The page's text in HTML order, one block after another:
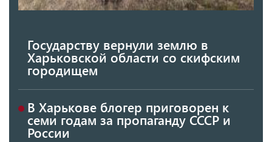
Государству вернули землю в
Харьковской области со скифским
городищем
В Харькове блогер приговорен к
семи годам за пропаганду СССР и
России